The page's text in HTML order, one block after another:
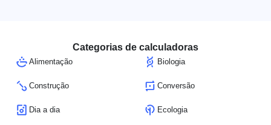
Categorias de calculadoras
Alimentação Biologia
Construção Conversão
Dia a dia Ecologia